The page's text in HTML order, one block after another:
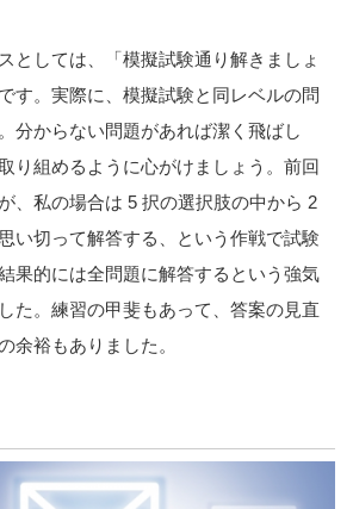
としては、「模擬試験通り解きましょ
す。実際に、模擬試験と同レベルの問
分からない問題があれば潔く飛ばし
り組めるように心がけましょう。前回
、私の場合は 5 択の選択肢の中から 2
い切って解答する、という作戦で試験
果的には全問題に解答するという強気
た。練習の甲斐もあって、答案の見直
余裕もありました。